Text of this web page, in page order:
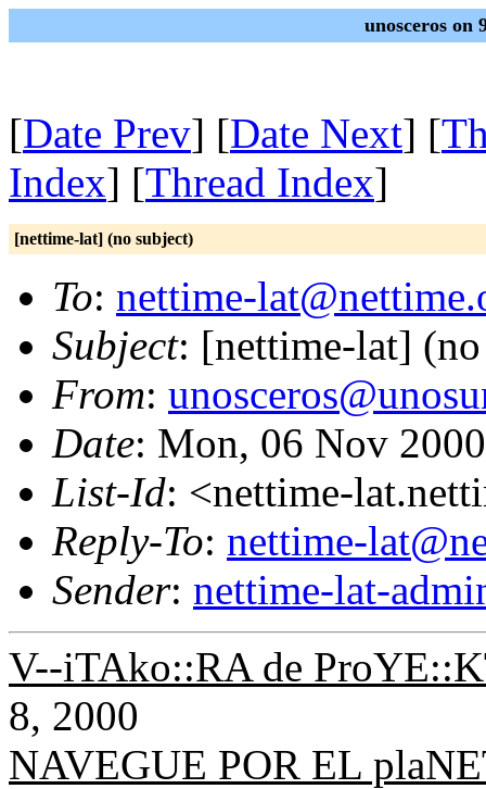
unosceros on
[Date Prev] [Date Next] [
Index] [Thread Index]
[nettime-lat] (no subject)
To: nettime-
Subject: [nettime-lat]
From:
Date: Mon, 06 Nov
List-Id: <nettime-
Reply-To: nettime-
Sender: nettime-lat-
V--iTAko::RA de
8, 2000
NAVEGUE POR EL